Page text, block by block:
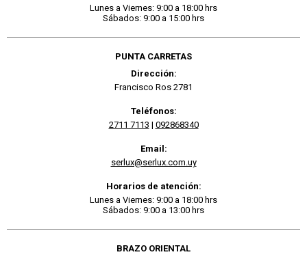
Lunes a Viernes: 9:00 a 18:00 hrs
Sábados: 9:00 a 15:00 hrs
PUNTA CARRETAS
Dirección:
Francisco Ros 2781
Teléfonos:
2711 7113 | 092868340
Email:
serlux@serlux.com.uy
Horarios de atención:
Lunes a Viernes: 9:00 a 18:00 hrs
Sábados: 9:00 a 13:00 hrs
BRAZO ORIENTAL